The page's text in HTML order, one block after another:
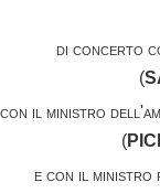
di concerto
(
con il ministro
(
e con il ministro